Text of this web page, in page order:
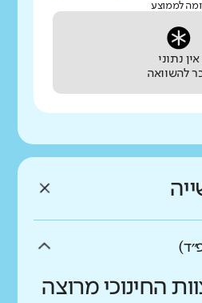
לממוצע
אין נתוני
להשוואה
החינוכי מרוצה